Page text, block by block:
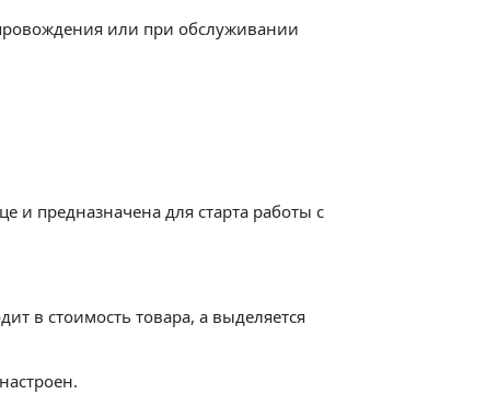
или при обслуживании
и предназначена для старта работы с
в стоимость товара, а выделяется